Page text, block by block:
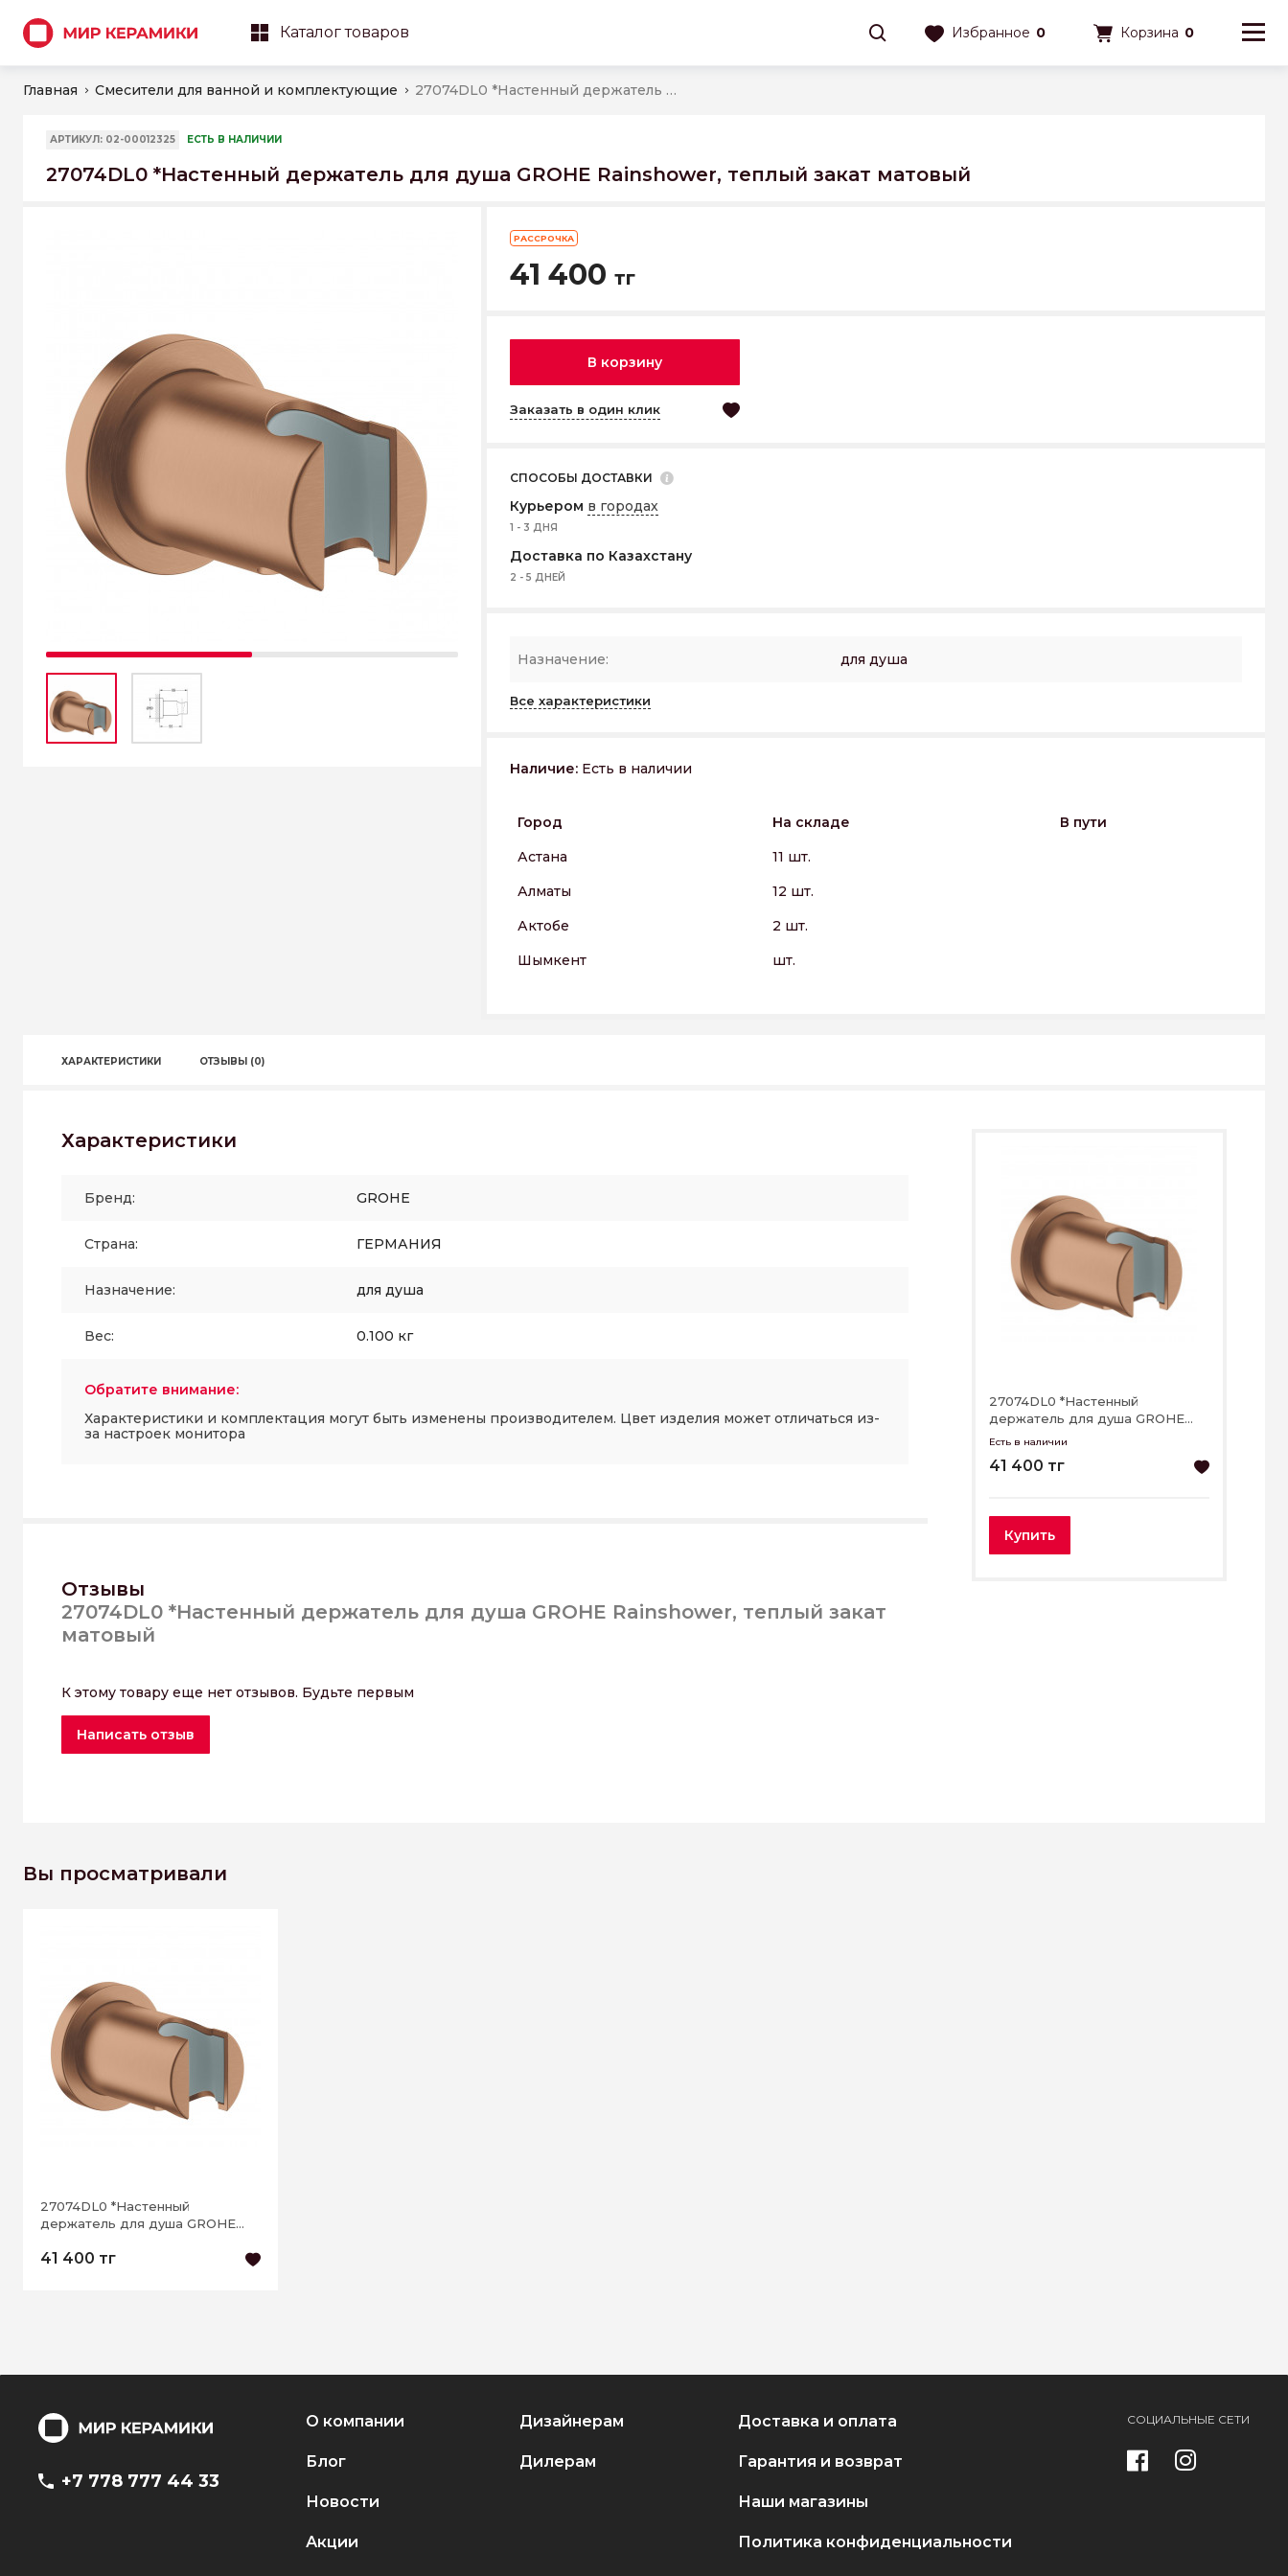
Каталог товаров Избранное 0 Корзина 0
Главная Смесители для ванной и комплектующие 27074DL0 *Настенный держатель для душа GROHE Rainshower, теплый закат матовый
АРТИКУЛ: 02-00012325 ЕСТЬ В НАЛИЧИИ
27074DL0 *Настенный держатель для душа GROHE Rainshower, теплый закат матовый
РАССРОЧКА
41 400 тг
В корзину
Заказать в один клик
СПОСОБЫ ДОСТАВКИ
Курьером в городах
1 - 3 ДНЯ
Доставка по Казахстану
2 - 5 ДНЕЙ
Назначение: для душа
Все характеристики
Наличие: Есть в наличии
Город На складе
В пути
Астана
11 шт.
Алматы
12 шт.
Актобе
2 шт.
Шымкент
шт.
ХАРАКТЕРИСТИКИ ОТЗЫВЫ (0)
27074DL0 *Настенный
держатель для душа GROHE
Rainshower, теплый закат
Есть в наличии
41 400 тг
Купить
Характеристики
Бренд: GROHE
Страна: ГЕРМАНИЯ
Назначение: для душа
Вес: 0.100 кг
Обратите внимание:
Характеристики и комплектация могут быть изменены производителем. Цвет изделия может отличаться из-
за настроек монитора
Отзывы
27074DL0 *Настенный держатель для душа GROHE Rainshower, теплый закат
матовый
К этому товару еще нет отзывов. Будьте первым
Написать отзыв
Вы просматривали
27074DL0 *Настенный
держатель для душа GROHE
матовый
41 400 тг
+7 778 777 44 33
О компании
Блог
Новости
Акции
Дизайнерам
Дилерам
Доставка и оплата
Гарантия и возврат
Наши магазины
Политика конфиденциальности
СОЦИАЛЬНЫЕ СЕТИ